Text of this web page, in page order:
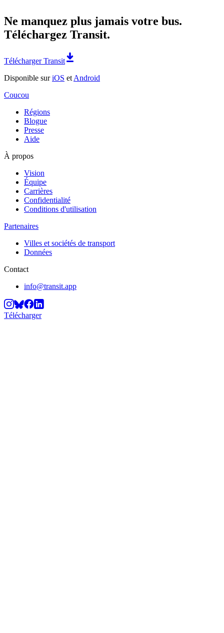
Ne manquez plus jamais votre bus.
Téléchargez Transit.
Télécharger Transit
Disponible suriOS et Android
Coucou
Régions
Blogue
Presse
Aide
À propos
Vision
Équipe
Carrières
Confidentialité
Conditions d'utilisation
Partenaires
Villes et sociétés de transport
Données
Contact
info@transit.app
Télécharger